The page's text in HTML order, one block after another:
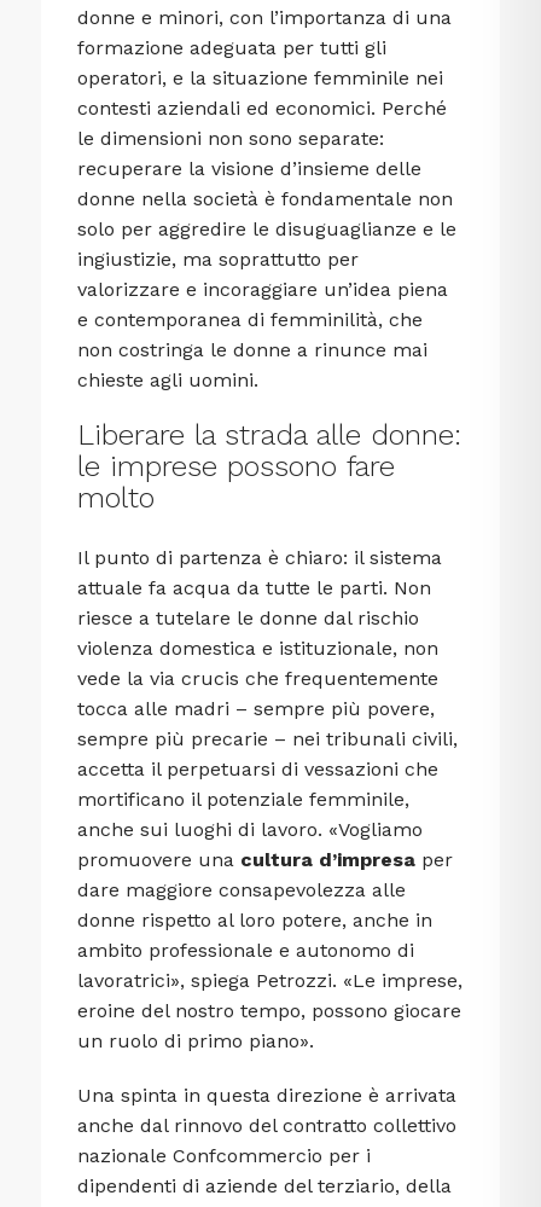
donne e minori, con l’importanza di una
formazione adeguata per tutti gli
operatori, e la situazione femminile nei
contesti aziendali ed economici. Perché
le dimensioni non sono separate:
recuperare la visione d’insieme delle
donne nella società è fondamentale non
solo per aggredire le disuguaglianze e le
ingiustizie, ma soprattutto per
valorizzare e incoraggiare un’idea piena
e contemporanea di femminilità, che
non costringa le donne a rinunce mai
chieste agli uomini.
Liberare la strada alle donne:
le imprese possono fare
molto
Il punto di partenza è chiaro: il sistema
attuale fa acqua da tutte le parti. Non
riesce a tutelare le donne dal rischio
violenza domestica e istituzionale, non
vede la via crucis che frequentemente
tocca alle madri – sempre più povere,
sempre più precarie – nei tribunali civili,
accetta il perpetuarsi di vessazioni che
mortificano il potenziale femminile,
anche sui luoghi di lavoro. «Vogliamo
promuovere una cultura d’impresa per
dare maggiore consapevolezza alle
donne rispetto al loro potere, anche in
ambito professionale e autonomo di
lavoratrici», spiega Petrozzi. «Le imprese,
eroine del nostro tempo, possono giocare
un ruolo di primo piano».
Una spinta in questa direzione è arrivata
anche dal rinnovo del contratto collettivo
nazionale Confcommercio per i
dipendenti di aziende del terziario, della